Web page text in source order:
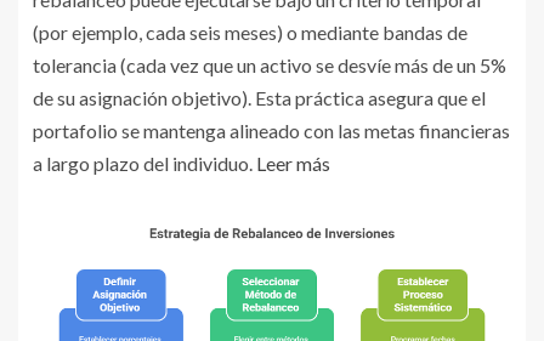
(por ejemplo, cada seis meses) o mediante bandas de
tolerancia (cada vez que un activo se desvíe más de un 5%
de su asignación objetivo). Esta práctica asegura que el
portafolio se mantenga alineado con las metas financieras
a largo plazo del individuo. Leer más